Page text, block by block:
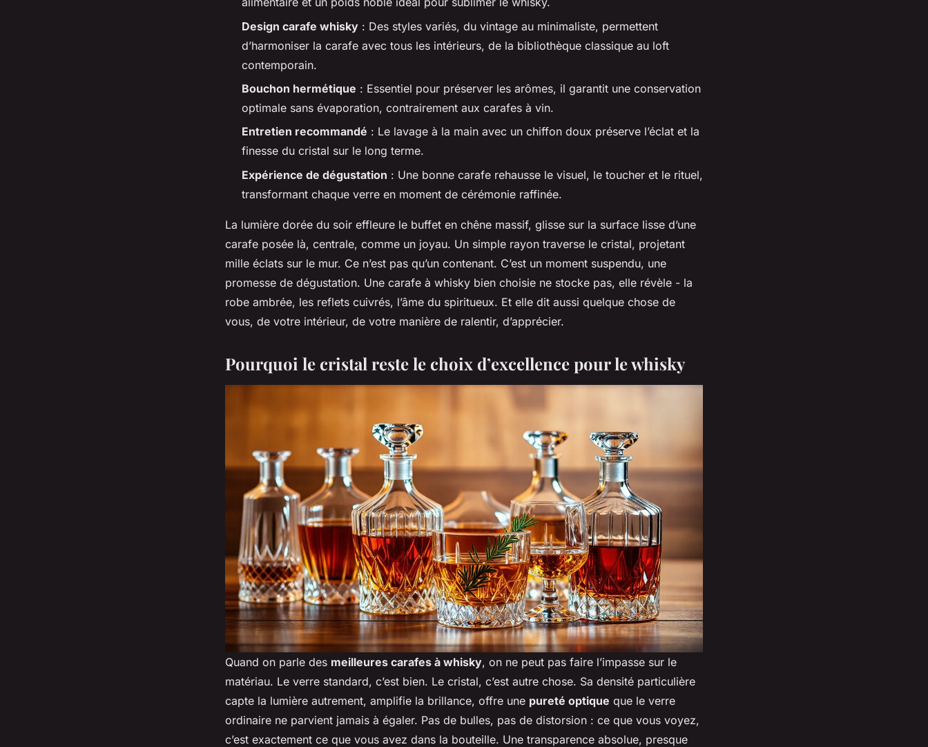
Design carafe whisky : Des styles variés, du vintage au minimaliste, permettent
d’harmoniser la carafe avec tous les intérieurs, de la bibliothèque classique au loft
contemporain.
Bouchon hermétique : Essentiel pour préserver les arômes, il garantit une conservation
optimale sans évaporation, contrairement aux carafes à vin.
Entretien recommandé : Le lavage à la main avec un chiffon doux préserve l’éclat et la
finesse du cristal sur le long terme.
Expérience de dégustation : Une bonne carafe rehausse le visuel, le toucher et le rituel,
transformant chaque verre en moment de cérémonie raffinée.
La lumière dorée du soir effleure le buffet en chêne massif, glisse sur la surface lisse d’une
carafe posée là, centrale, comme un joyau. Un simple rayon traverse le cristal, projetant
mille éclats sur le mur. Ce n’est pas qu’un contenant. C’est un moment suspendu, une
promesse de dégustation. Une carafe à whisky bien choisie ne stocke pas, elle révèle - la
robe ambrée, les reflets cuivrés, l’âme du spiritueux. Et elle dit aussi quelque chose de
vous, de votre intérieur, de votre manière de ralentir, d’apprécier.
Pourquoi le cristal reste le choix d’excellence pour le whisky
Quand on parle des meilleures carafes à whisky, on ne peut pas faire l’impasse sur le
matériau. Le verre standard, c’est bien. Le cristal, c’est autre chose. Sa densité particulière
capte la lumière autrement, amplifie la brillance, offre une pureté optique que le verre
ordinaire ne parvient jamais à égaler. Pas de bulles, pas de distorsion : ce que vous voyez,
c’est exactement ce que vous avez dans la bouteille. Une transparence absolue, presque